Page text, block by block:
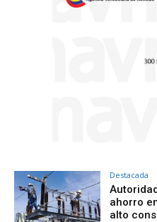
Destacada
ahorro
alto